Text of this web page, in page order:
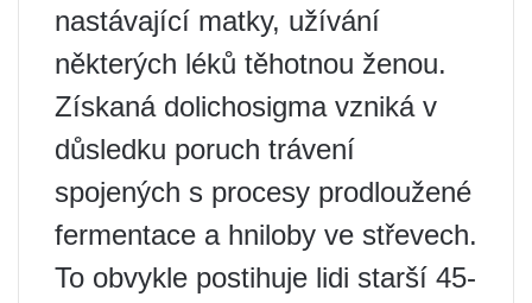
nastávající matky, užívání
některých léků těhotnou ženou.
Získaná dolichosigma vzniká v
důsledku poruch trávení
spojených s procesy prodloužené
fermentace a hniloby ve střevech.
To obvykle postihuje lidi starší 45-